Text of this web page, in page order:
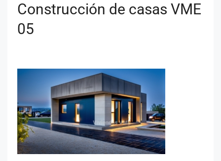
Construcción de casas VME
05